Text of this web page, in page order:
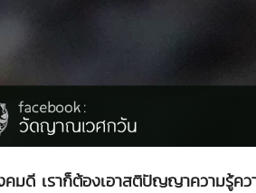
คมดี เราก็ต้องเอาสติปัญญาความรู้คว